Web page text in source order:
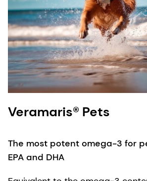
Veramaris® Pets
The most potent omega-3 for
EPA and DHA